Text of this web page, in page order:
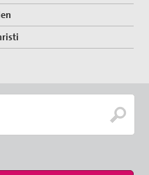
Bethlehem & Jerusalem
in Palästina und